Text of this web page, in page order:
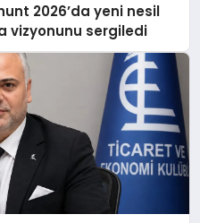
2026’da yeni nesil
vizyonunu sergiledi